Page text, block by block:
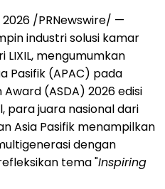
2026 /PRNewswire/ —
industri solusi kamar
LIXIL, mengumumkan
Pasifik (APAC) pada
(ASDA) 2026 edisi
para juara nasional dari
Asia Pasifik menampilkan
dengan
tema "Inspiring